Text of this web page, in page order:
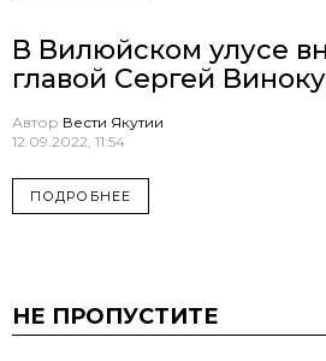
В Вилюйском улусе
главой Сергей
Автор Вести Якутии
12.09.2022, 11:54
ПОДРОБНЕЕ
НЕ ПРОПУСТИТЕ